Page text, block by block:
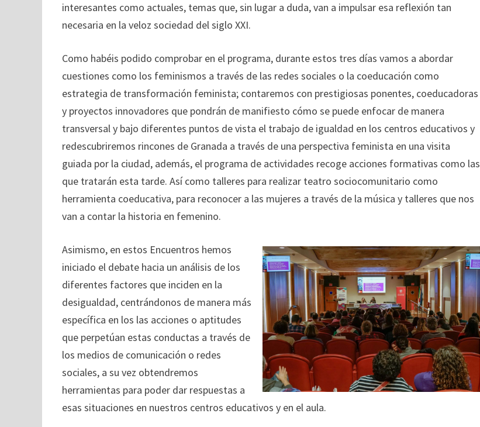
interesantes como actuales, temas que, sin lugar a duda, van a impulsar esa reflexión tan
necesaria en la veloz sociedad del siglo XXI.
Como habéis podido comprobar en el programa, durante estos tres días vamos a abordar
cuestiones como los feminismos a través de las redes sociales o la coeducación como
estrategia de transformación feminista; contaremos con prestigiosas ponentes, coeducadoras
y proyectos innovadores que pondrán de manifiesto cómo se puede enfocar de manera
transversal y bajo diferentes puntos de vista el trabajo de igualdad en los centros educativos y
redescubriremos rincones de Granada a través de una perspectiva feminista en una visita
guiada por la ciudad, además, el programa de actividades recoge acciones formativas como las
que tratarán esta tarde. Así como talleres para realizar teatro sociocomunitario como
herramienta coeducativa, para reconocer a las mujeres a través de la música y talleres que nos
van a contar la historia en femenino.
Asimismo, en estos Encuentros hemos
iniciado el debate hacia un análisis de los
diferentes factores que inciden en la
desigualdad, centrándonos de manera más
específica en los las acciones o aptitudes
que perpetúan estas conductas a través de
los medios de comunicación o redes
sociales, a su vez obtendremos
herramientas para poder dar respuestas a
esas situaciones en nuestros centros educativos y en el aula.